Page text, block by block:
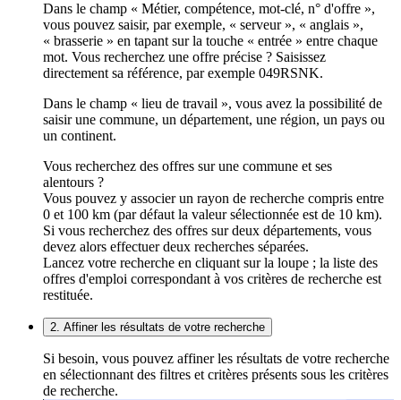
Dans le champ « Métier, compétence, mot-clé, n° d'offre »,
vous pouvez saisir, par exemple, « serveur », « anglais »,
« brasserie » en tapant sur la touche « entrée » entre chaque
mot. Vous recherchez une offre précise ? Saisissez
directement sa référence, par exemple 049RSNK.
Dans le champ « lieu de travail », vous avez la possibilité de
saisir une commune, un département, une région, un pays ou
un continent.
Vous recherchez des offres sur une commune et ses
alentours ?
Vous pouvez y associer un rayon de recherche compris entre
0 et 100 km (par défaut la valeur sélectionnée est de 10 km).
Si vous recherchez des offres sur deux départements, vous
devez alors effectuer deux recherches séparées.
Lancez votre recherche en cliquant sur la loupe ; la liste des
offres d'emploi correspondant à vos critères de recherche est
restituée.
2. Affiner les résultats de votre recherche
Si besoin, vous pouvez affiner les résultats de votre recherche
en sélectionnant des filtres et critères présents sous les critères
de recherche.